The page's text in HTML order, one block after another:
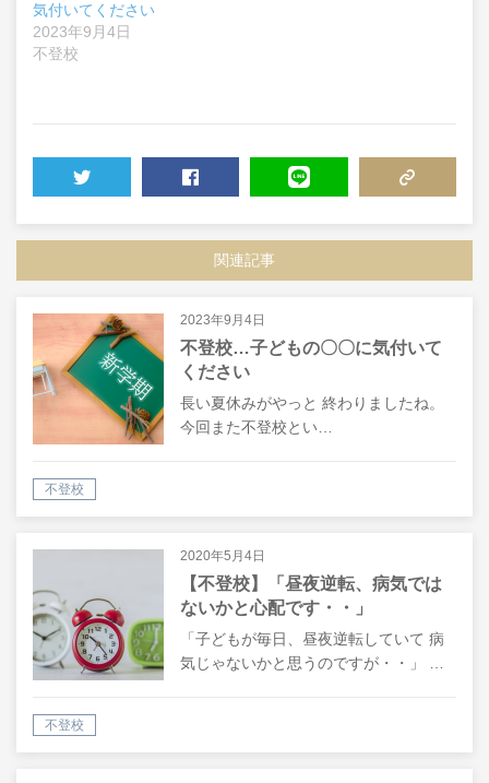
気付いてください
2023年9月4日
不登校
関連記事
2023年9月4日
不登校…子どもの〇〇に気付いて
ください
長い夏休みがやっと 終わりましたね。
今回また不登校とい…
不登校
2020年5月4日
【不登校】「昼夜逆転、病気では
ないかと心配です・・」
「子どもが毎日、昼夜逆転していて 病
気じゃないかと思うのですが・・」 …
不登校